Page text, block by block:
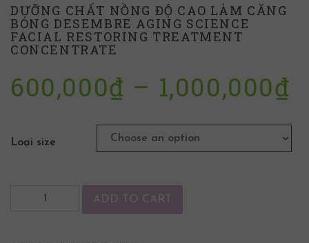
DƯỠNG CHẤT NỒNG ĐỘ CAO LÀM CĂNG
BÓNG DESEMBRE AGING SCIENCE
FACIAL RESTORING TREATMENT
CONCENTRATE
600,000₫ – 1,000,000₫
Loại size
ADD TO CART